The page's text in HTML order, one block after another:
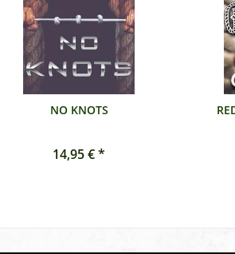
NO KNOTS
14,95 € *